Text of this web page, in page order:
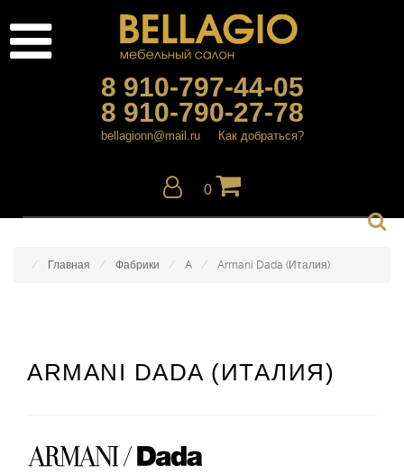
8 910-797-44-05
8 910-790-27-78
bellagionn@mail.ru Как добраться?
0
Главная Фабрики A Armani Dada (Италия)
ARMANI DADA (ИТАЛИЯ)